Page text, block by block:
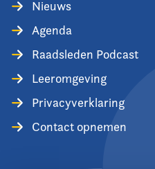
Nieuws
Agenda
Raadsleden Podcast
Leeromgeving
Privacyverklaring
Contact opnemen